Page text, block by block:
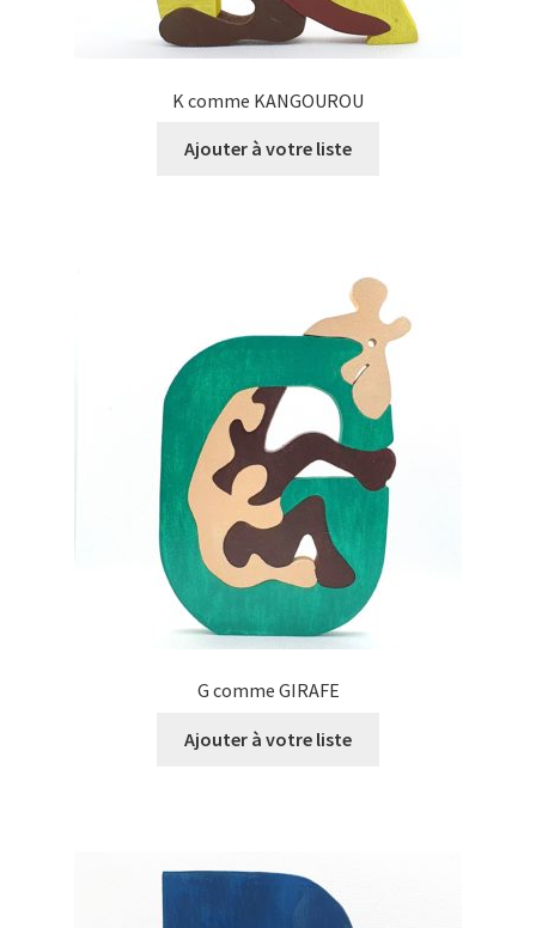
K comme KANGOUROU
Ajouter à votre liste
G comme GIRAFE
Ajouter à votre liste